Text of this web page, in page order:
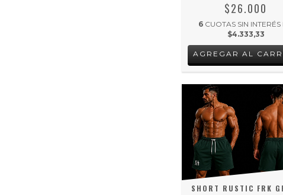
$26.000
6 CUOTAS SIN INTERÉS
$4.333,33
AGREGAR AL
SHORT RUSTIC FRK